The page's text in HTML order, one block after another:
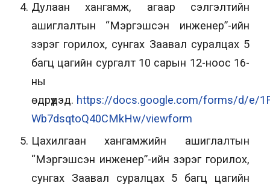
Дулаан хангамж, агаар сэлгэлтийн
ашиглалтын “Мэргэшсэн инженер”-ийн
зэрэг горилох, сунгах Заавал суралцах 5
багц цагийн сургалт 10 сарын 12-ноос 16-
ны
өдрүүдэд. https://docs.google.com/forms/d/e/
Wb7dsqtoQ40CMkHw/viewform
Цахилгаан хангамжийн ашиглалтын
“Мэргэшсэн инженер”-ийн зэрэг горилох,
сунгах Заавал суралцах 5 багц цагийн